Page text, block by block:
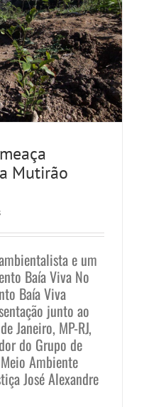
Mutirão
e um
Baía Viva No
Baía Viva
junto ao
Janeiro, MP-RJ,
do Grupo de
Ambiente
José Alexandre